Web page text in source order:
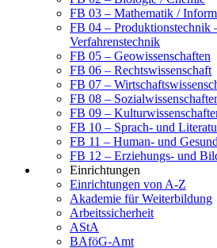
FB 03 – Mathematik /
FB 04 – Produktionstechnik
Verfahrenstechnik
FB 05 – Geowissenschaften
FB 06 – Rechtswissenschaft
FB 07 –
FB 08 –
FB 09 –
FB 10 – Sprach- und
FB 11 – Human- und
FB 12 – Erziehungs- und
Einrichtungen
Einrichtungen von A-Z
Akademie für Weiterbildung
Arbeitssicherheit
AStA
BAföG-Amt